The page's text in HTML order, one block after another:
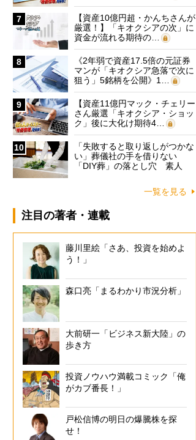
7
【資産10億円超・かんちさんが
厳選！】「キオクシアの次」に
資金が流れる期待の…
8
《2年弱で資産17.5倍の元証券
マンが「キオクシア急落で次に
狙う」5銘柄を公開》1…
9
【資産11億円マック・チェリー
さん厳選「キオクシア・ショッ
ク」後に大化け期待4…
10
「失敗すると取り返しがつかな
い」葬儀社の手を借りない
「DIY葬」の落とし穴 素人
一覧を見る
注目の著者・連載
藤川里絵「さあ、投資を始めよ
う！」
森口亮「まるわかり市況分析」
大前研一「ビジネス新大陸」の
歩き方
投資ノウハウ満載コミック「俺
がカブ番長！」
戸松信博の明日の爆騰株を探
せ！